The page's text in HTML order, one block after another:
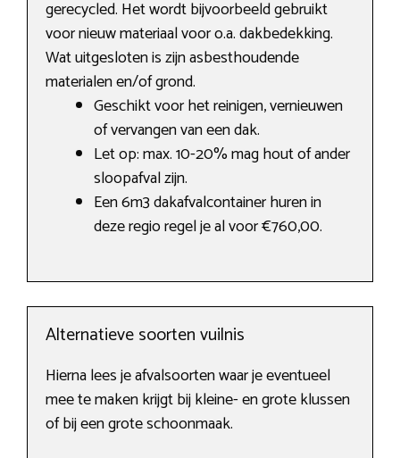
gerecycled. Het wordt bijvoorbeeld gebruikt
voor nieuw materiaal voor o.a. dakbedekking.
Wat uitgesloten is zijn asbesthoudende
materialen en/of grond.
Geschikt voor het reinigen, vernieuwen
of vervangen van een dak.
Let op: max. 10-20% mag hout of ander
sloopafval zijn.
Een 6m3 dakafvalcontainer huren in
deze regio regel je al voor €760,00.
Alternatieve soorten vuilnis
Hierna lees je afvalsoorten waar je eventueel
mee te maken krijgt bij kleine- en grote klussen
of bij een grote schoonmaak.